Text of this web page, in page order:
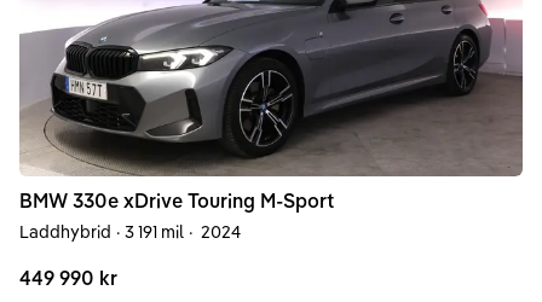
BMW 330e xDrive Touring M-Sport
Laddhybrid · 3 191 mil · 2024
449 990 kr